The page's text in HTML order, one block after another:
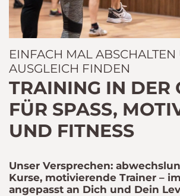
TRAINING IN DER
FÜR SPASS,
ND FITNESS
EINFACH MAL
AUSGLEICH FINDEN
Unser Versprechen:
Kurse, motivierende Trainer –
angepasst an Dich und Dein